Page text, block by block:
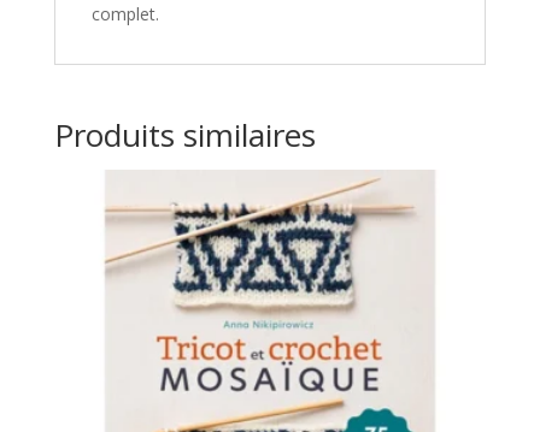
complet.
Produits similaires